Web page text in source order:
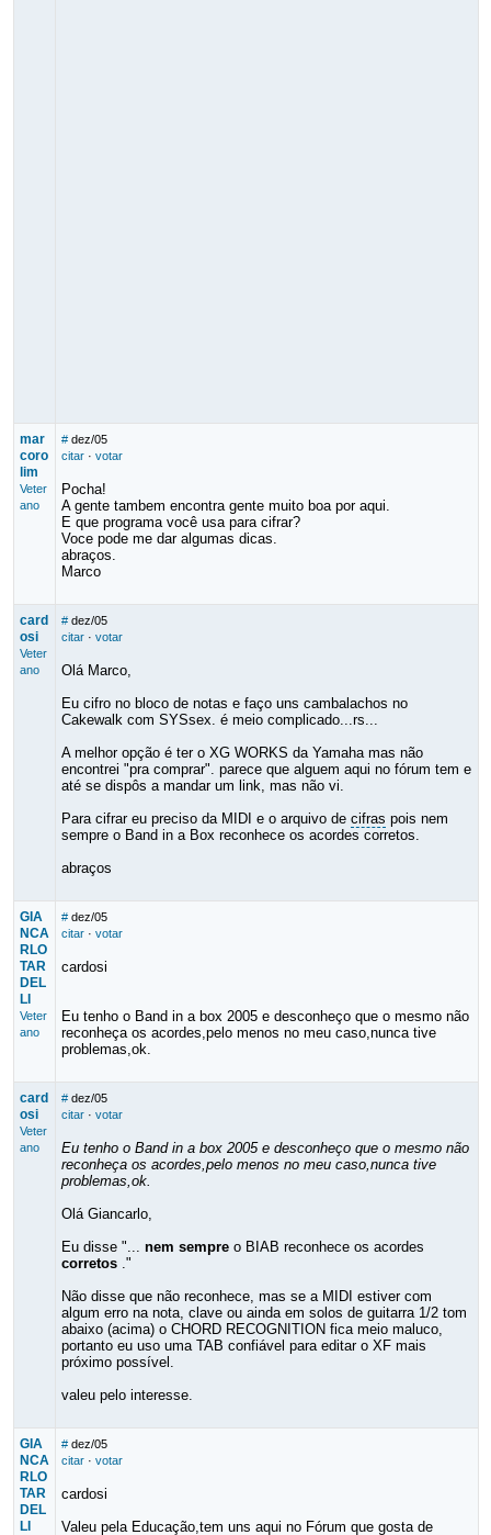
mar
coro
lim
Veter
ano
# dez/05
citar· votar
Pocha!
A gente tambem encontra gente muito boa por aqui.
E que programa você usa para cifrar?
Voce pode me dar algumas dicas.
abraços.
Marco
card
osi
Veter
ano
# dez/05
citar· votar
Olá Marco,
Eu cifro no bloco de notas e faço uns cambalachos no
Cakewalk com SYSsex. é meio complicado...rs...
A melhor opção é ter o XG WORKS da Yamaha mas não
encontrei "pra comprar". parece que alguem aqui no fórum tem e
até se dispôs a mandar um link, mas não vi.
Para cifrar eu preciso da MIDI e o arquivo de cifras pois nem
sempre o Band in a Box reconhece os acordes corretos.
abraços
GIA
NCA
RLO
TAR
DEL
LI
Veter
ano
# dez/05
citar· votar
cardosi
Eu tenho o Band in a box 2005 e desconheço que o mesmo não
reconheça os acordes,pelo menos no meu caso,nunca tive
problemas,ok.
card
osi
Veter
ano
# dez/05
citar· votar
Eu tenho o Band in a box 2005 e desconheço que o mesmo não
reconheça os acordes,pelo menos no meu caso,nunca tive
problemas,ok.
Olá Giancarlo,
Eu disse "... nem sempre o BIAB reconhece os acordes
corretos ."
Não disse que não reconhece, mas se a MIDI estiver com
algum erro na nota, clave ou ainda em solos de guitarra 1/2 tom
abaixo (acima) o CHORD RECOGNITION fica meio maluco,
portanto eu uso uma TAB confiável para editar o XF mais
próximo possível.
valeu pelo interesse.
GIA
NCA
RLO
TAR
DEL
LI
# dez/05
citar· votar
cardosi
Valeu pela Educação,tem uns aqui no Fórum que gosta de